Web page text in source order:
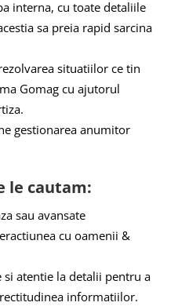
interna, cu toate detaliile
sa preia rapid sarcina
situatiilor ce tin
Gomag cu ajutorul
gestionarea anumitor
le cautam:
sau avansate
cu oamenii &
atentie la detalii pentru a
informatiilor.